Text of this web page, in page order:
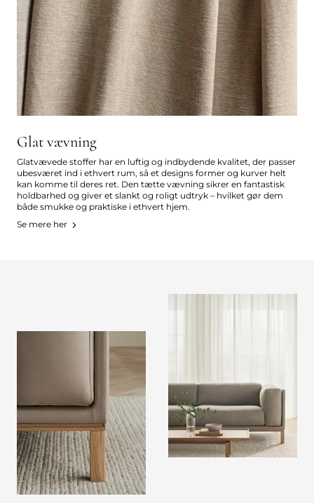
Glat vævning
Glatvævede stoffer har en luftig og indbydende kvalitet, der passer
ubesværet ind i ethvert rum, så et designs former og kurver helt
kan komme til deres ret. Den tætte vævning sikrer en fantastisk
holdbarhed og giver et slankt og roligt udtryk – hvilket gør dem
både smukke og praktiske i ethvert hjem.
Se mere her